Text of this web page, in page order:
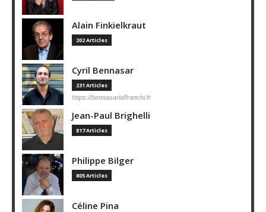
Alain Finkielkraut
202 Articles
Cyril Bennasar
231 Articles
https://bennasarlaffranchi.fr
Jean-Paul Brighelli
817 Articles
Philippe Bilger
805 Articles
Céline Pina